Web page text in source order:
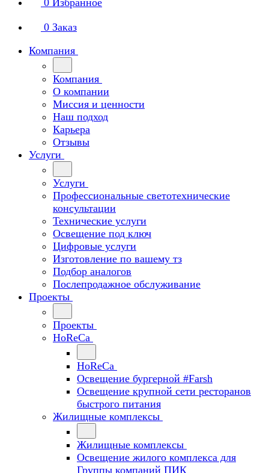
0 Избранное
0 Заказ
Компания
Компания
О компании
Миссия и ценности
Наш подход
Карьера
Отзывы
Услуги
Услуги
Профессиональные светотехнические
консультации
Технические услуги
Освещение под ключ
Цифровые услуги
Изготовление по вашему тз
Подбор аналогов
Послепродажное обслуживание
Проекты
Проекты
HoReCa
HoReCa
Освещение бургерной #Farsh
Освещение крупной сети ресторанов
быстрого питания
Жилищные комплексы
Жилищные комплексы
Освещение жилого комплекса для
Группы компаний ПИК